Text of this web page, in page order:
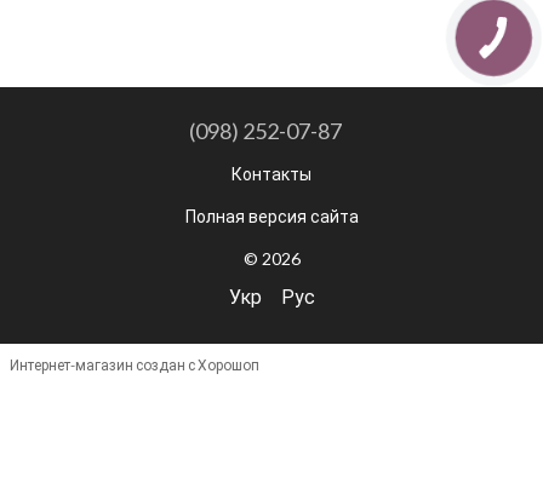
(098) 252-07-87
Контакты
Полная версия сайта
© 2026
Укр Рус
Интернет-магазин создан с Хорошоп